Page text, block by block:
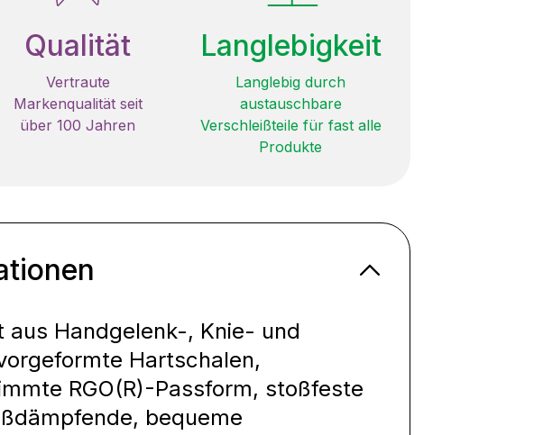
Qualität
Vertraute
Markenqualität seit
über 100 Jahren
Langlebigkeit
Langlebig durch
austauschbare
Verschleißteile für fast alle
Produkte
aus Handgelenk-, Knie- und
Hartschalen,
RGO(R)-Passform, stoßfeste
bequeme